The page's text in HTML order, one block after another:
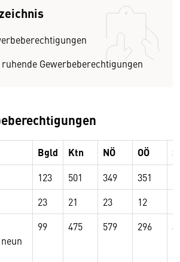
Gewerbeberechtigungen
Bgld Ktn NÖ OÖ
123 501 349 351
23 21 23 12
99 475 579 296